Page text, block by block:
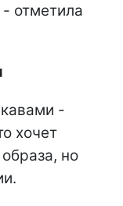
отметила
-
хочет
но